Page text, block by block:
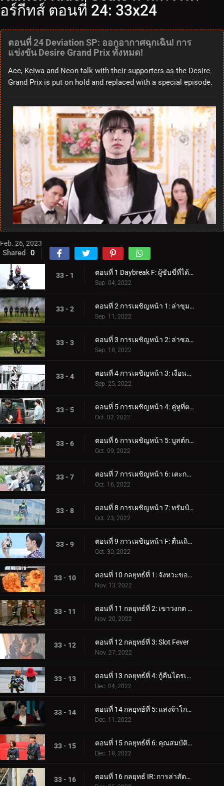
อร์กีทส์ ตอนที่ 24: 33x24
ตอนที่ 24 Deviation SP: ออกอากาศฉุกเฉิน! การ
แข่งขัน Desire Grand Prix ทั้งหมด!
Ace, Keiwa and Neon talk with their supporters as the Desire
Grand Prix is put on hold and replaced with a special episode.
Feb. 26, 2023
Shared 0
33 - 1 ตอนที่ 1 Daybreak F: ผู้ขับขี่ที่ได้รับเชิญอย่างจริงใจ
Sep. 04, 2022
33 - 2 ตอนที่ 2 การเผชิญหน้า 1: ล่าขุมทรัพย์และการโจรกรรม
Sep. 11, 2022
33 - 3 ตอนที่ 3 การเผชิญหน้า 2: ล่าซอมบี้
Sep. 18, 2022
33 - 4 ตอนที่ 4 การเผชิญหน้า 3: เงื่อนไขในการชนะ
Sep. 25, 2022
33 - 5 ตอนที่ 5 การเผชิญหน้า 4: คู่หูที่ตรงกัน
Oct. 02, 2022
33 - 6 ตอนที่ 6 การเผชิญหน้า 5: บูสต์การพลิกผัน
Oct. 09, 2022
33 - 7 ตอนที่ 7 การเผชิญหน้า 6: เตะกระป๋องและบอสตัวสุดท้าย
Oct. 16, 2022
33 - 8 ตอนที่ 8 การเผชิญหน้า 7: ทรัมป์การ์ดนินจา
Oct. 23, 2022
33 - 9 ตอนที่ 9 การเผชิญหน้า F: ตื่นเถิด! สัตว์ประหลาด
Oct. 30, 2022
33 - 10 ตอนที่ 10 กลยุทธ์ที่ 1: จังหวะของโลกใหม่
Nov. 13, 2022
33 - 11 ตอนที่ 11 กลยุทธ์ที่ 2: เขาวงกต Jamato
Nov. 20, 2022
33 - 12 ตอนที่ 12 กลยุทธ์ที่ 3: Slot Fever
Nov. 27, 2022
33 - 13 ตอนที่ 13 กลยุทธ์ที่ 4: กู้คืนไดรเวอร์!
Dec. 04, 2022
33 - 14 ตอนที่ 14 กลยุทธ์ที่ 5: แสงจ้าโกรธ
Dec. 11, 2022
33 - 15 ตอนที่ 15 กลยุทธ์ที่ 6: คุณสมบัติคาเมนไรเดอร์
Dec. 18, 2022
33 - 16 ตอนที่ 16 กลยุทธ์ IR: การล่าสัตว์คิตสึเนะ